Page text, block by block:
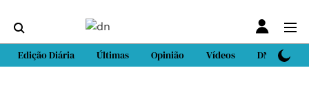
Edição Diária Últimas Opinião Vídeos DN Sport